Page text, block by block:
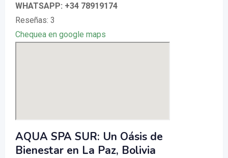
WHATSAPP: +34 78919174
Reseñas: 3
Chequea en google maps
AQUA SPA SUR: Un Oásis de
Bienestar en La Paz, Bolivia